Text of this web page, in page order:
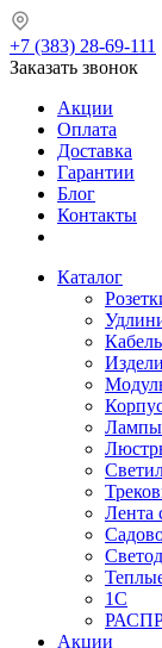
+7 (383) 28-69-111
Заказать звонок
Акции
Оплата
Доставка
Гарантии
Блог
Контакты
Каталог
Лампы
Лента
1С
Акции